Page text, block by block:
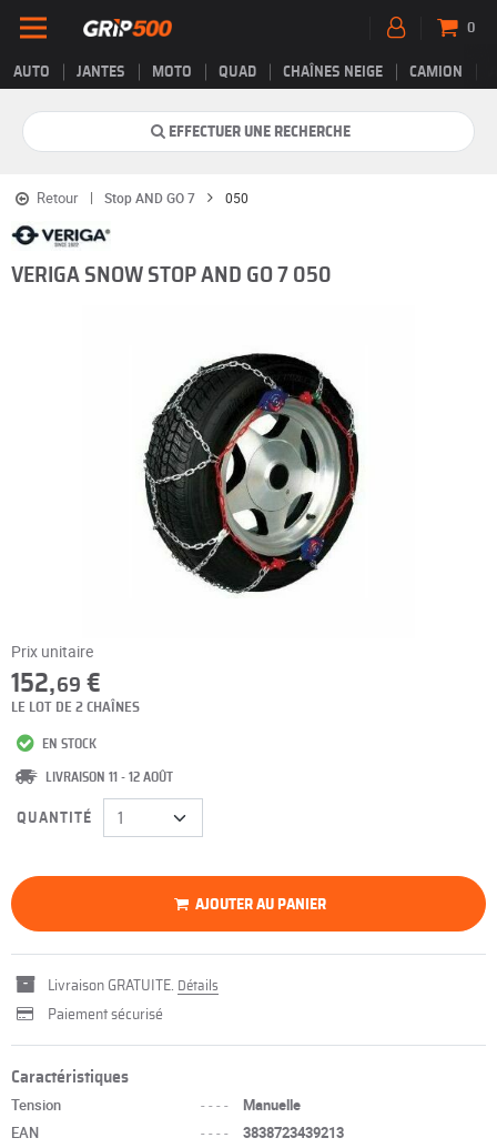
AUTO JANTES MOTO QUAD CHAÎNES NEIGE CAMION
0
EFFECTUER UNE RECHERCHE
Retour Stop AND GO 7 050
VERIGA SNOW STOP AND GO 7 050
Prix unitaire
152,69 €
LE LOT DE 2 CHAÎNES
EN STOCK
LIVRAISON 11 - 12 AOÛT
QUANTITÉ
AJOUTER AU PANIER
Livraison GRATUITE. Détails
Paiement sécurisé
Caractéristiques
Tension ----
Manuelle
EAN
---- 3838723439213